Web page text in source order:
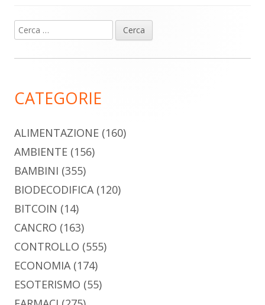
Barra
laterale
Ricerca
per:
CATEGORIE
ALIMENTAZIONE (160)
AMBIENTE (156)
BAMBINI (355)
BIODECODIFICA(120)
BITCOIN (14)
CANCRO (163)
CONTROLLO (555)
ECONOMIA(174)
ESOTERISMO (55)